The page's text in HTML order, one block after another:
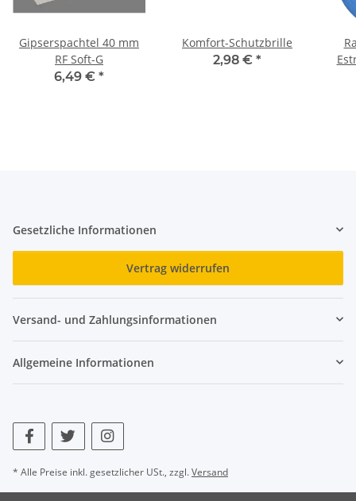
Gipserspachtel 40 mm
RF Soft-G
6,49 € *
Komfort-Schutzbrille
2,98 € *
Gesetzliche Informationen
Vertrag widerrufen
Versand- und Zahlungsinformationen
Allgemeine Informationen
* Alle Preise inkl. gesetzlicher USt., zzgl.Versand